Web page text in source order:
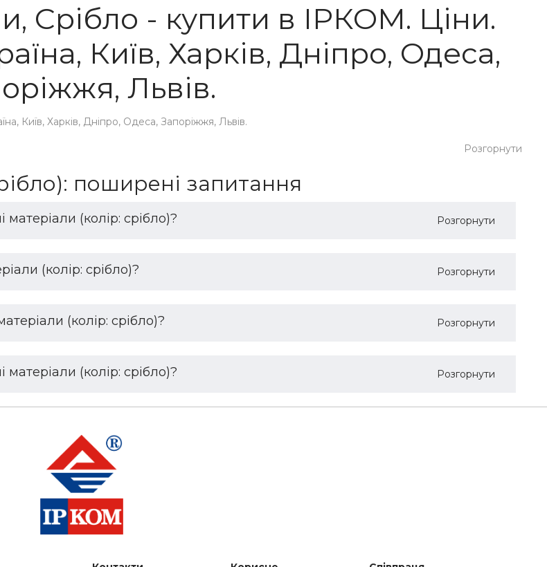
Срібло - купити в ІРКОМ. Ціни.
Київ, Харків, Дніпро, Одеса,
Львів.
Київ, Харків, Дніпро, Одеса, Запоріжжя, Львів.
Розгорнути
поширені запитання
(колір: срібло)? Розгорнути
(колір: срібло)? Розгорнути
(колір: срібло)? Розгорнути
матеріали (колір: срібло)? Розгорнути